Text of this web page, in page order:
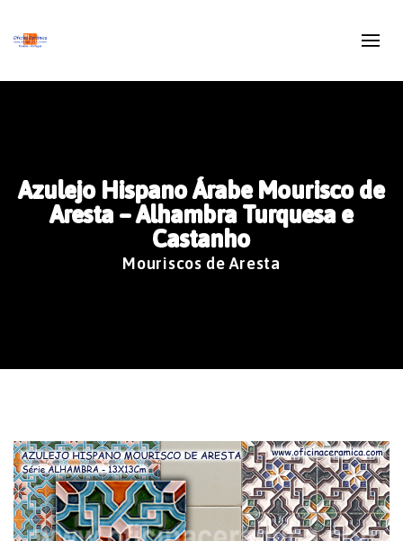
Azulejo Hispano Árabe Mourisco de
Aresta – Alhambra Turquesa e
Castanho
Mouriscos de Aresta